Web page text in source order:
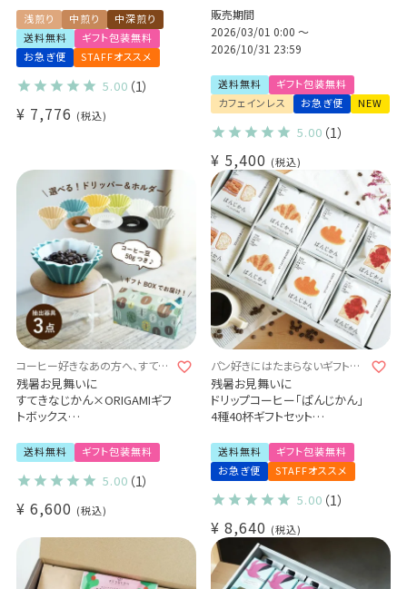
（あんこに合う珈琲 2種10杯＋
パンに合う珈琲 4種20杯）
プレゼント 贈り物 アソートセッ
ト
浅煎り 中煎り
中深煎り
送料無料
ギフト包装無料
お急ぎ便
STAFFオススメ
5.00 （1）
¥ 7,776 税込
繊維入り）
カフェインレス コーヒー ノンカ
フェイン 送料無料
お召し上がり下さい(l)
販売期間
2026/03/01 0:00〜
2026/10/31 23:59
送料無料
ギフト包装無料
カフェインレス
お急ぎ便 NEW
5.00 （1）
¥ 5,400 税込
コーヒー好きなあの方へ、すてき
なコーヒー器具を贈りませんか。
残暑お見舞いに
すてきなじかん×ORIGAMIギフ
トボックス
ー 6種
選べる！専用ホルダー 3種
コーヒー抽出器具3点セット（1
Kalita コーヒーサーバー
コーヒー豆（中挽き）のおまけ
つき
誕生日 プレゼント
送料無料 ギフト包装無料
5.00 （1）
¥ 6,600 税込
パン好きにはたまらないギフトセ
ット♪
残暑お見舞いに
ドリップコーヒー「ぱんじかん」
4種40杯ギフトセット
(sdc)
送料無料
ギフト包装無料
お急ぎ便
STAFFオススメ
5.00 （1）
¥ 8,640 税込